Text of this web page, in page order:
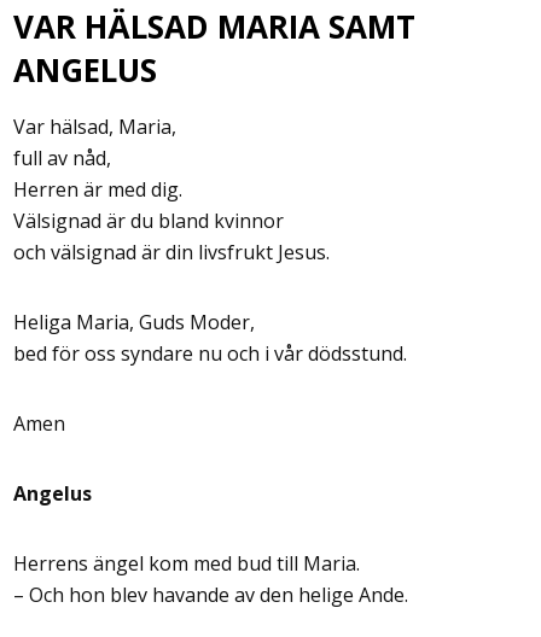
VAR HÄLSAD MARIA SAMT
ANGELUS
Var hälsad, Maria,
full av nåd,
Herren är med dig.
Välsignad är du bland kvinnor
och välsignad är din livsfrukt Jesus.
Heliga Maria, Guds Moder,
bed för oss syndare nu och i vår dödsstund.
Amen
Angelus
Herrens ängel kom med bud till Maria.
– Och hon blev havande av den helige Ande.